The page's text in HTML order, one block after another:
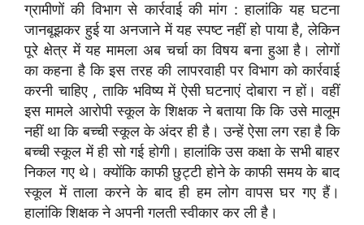
ग्रामीणों की विभाग से कार्रवाई की मांग : हालांकि यह घटना
जानबूझकर हुई या अनजाने में यह स्पष्ट नहीं हो पाया है, लेकिन
पूरे क्षेत्र में यह मामला अब चर्चा का विषय बना हुआ है। लोगों
का कहना है कि इस तरह की लापरवाही पर विभाग को कार्रवाई
करनी चाहिए , ताकि भविष्य में ऐसी घटनाएं दोबारा न हों। वहीं
इस मामले आरोपी स्कूल के शिक्षक ने बताया कि कि उसे मालूम
नहीं था कि बच्ची स्कूल के अंदर ही है। उन्हें ऐसा लग रहा है कि
बच्ची स्कूल में ही सो गई होगी। हालांकि उस कक्षा के सभी बाहर
निकल गए थे। क्योंकि काफी छुट्टी होने के काफी समय के बाद
स्कूल में ताला करने के बाद ही हम लोग वापस घर गए हैं।
हालांकि शिक्षक ने अपनी गलती स्वीकार कर ली है।